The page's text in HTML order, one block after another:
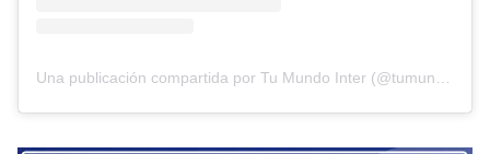
Una publicación compartida por Tu Mundo Inter (@tumundointer)